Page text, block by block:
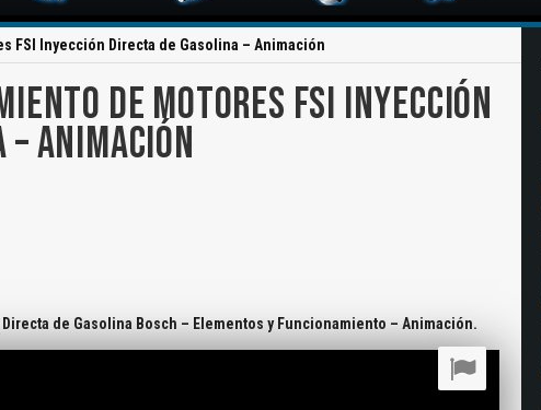
FSI Inyección Directa de Gasolina – Animación
DE MOTORES FSI INYECCIÓN
– ANIMACIÓN
de Gasolina Bosch – Elementos y Funcionamiento – Animación.